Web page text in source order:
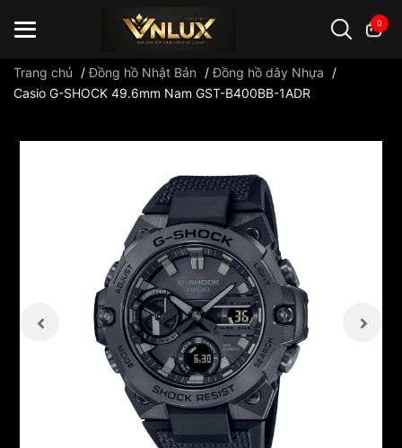
0
Trang chủ /Đồng hồ Nhật Bản /Đồng hồ dây Nhựa
/
Casio G-SHOCK 49.6mm Nam GST-B400BB-1ADR